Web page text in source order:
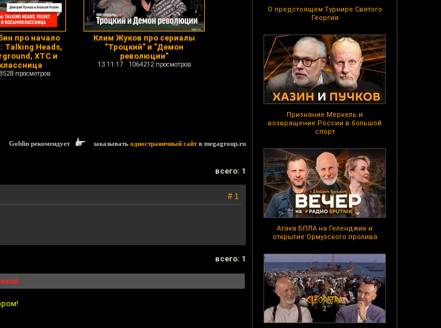
О предстоящем Турнире Святого
Георгия
Признание Меркель и
возвращение России в большой
спорт
Атака БПЛА на Геленджик и
открытие Ормузского пролива
про начало
Talking Heads,
XTC и
просмотров
Клим Жуков про сериалы
"Троцкий" и "Демон
революции"
13.11.17 1064212 просмотров
Goblin рекомендует заказывать одностраничный сайтв megagroup.ru
всего: 1
# 1
всего: 1